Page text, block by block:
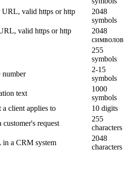
URL, valid https or http
2048
symbols
valid https or http
2048
символов
255
symbols
number
2-15
symbols
text
1000
symbols
a client applies to
10 digits
customer's request
255
characters
a CRM system
2048
characters